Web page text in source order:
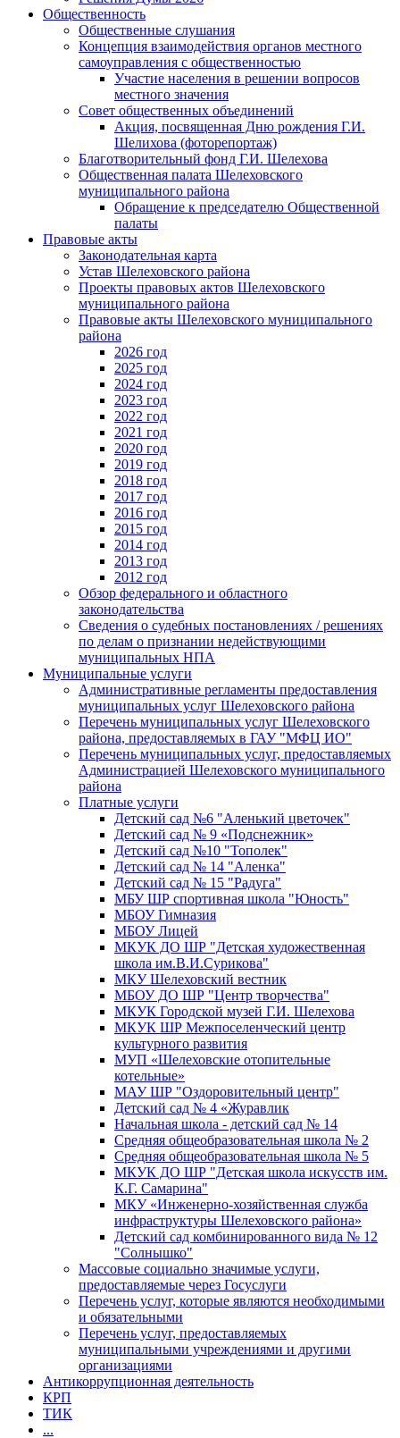
Общественность
Общественные слушания
Концепция взаимодействия органов местного
самоуправления с общественностью
Участие населения в решении вопросов
местного значения
Совет общественных объединений
Акция, посвященная Дню рождения Г.И.
Шелихова (фоторепортаж)
Благотворительный фонд Г.И. Шелехова
Общественная палата Шелеховского
муниципального района
Обращение к председателю Общественной
палаты
Правовые акты
Законодательная карта
Устав Шелеховского района
Проекты правовых актов Шелеховского
муниципального района
Правовые акты Шелеховского муниципального
района
2026 год
2025 год
2024 год
2023 год
2022 год
2021 год
2020 год
2019 год
2018 год
2017 год
2016 год
2015 год
2014 год
2013 год
2012 год
Обзор федерального и областного
законодательства
Сведения о судебных постановлениях / решениях
по делам о признании недействующими
муниципальных НПА
Муниципальные услуги
Административные регламенты предоставления
муниципальных услуг Шелеховского района
Перечень муниципальных услуг Шелеховского
района, предоставляемых в ГАУ "МФЦ ИО"
Перечень муниципальных услуг, предоставляемых
Администрацией Шелеховского муниципального
района
Платные услуги
Детский сад №6 "Аленький цветочек"
Детский сад № 9 «Подснежник»
Детский сад №10 "Тополек"
Детский сад № 14 "Аленка"
Детский сад № 15 "Радуга"
МБУ ШР спортивная школа "Юность"
МБОУ Гимназия
МБОУ Лицей
МКУК ДО ШР "Детская художественная
школа им.В.И.Сурикова"
МКУ Шелеховский вестник
МБОУ ДО ШР "Центр творчества"
МКУК Городской музей Г.И. Шелехова
МКУК ШР Межпоселенческий центр
культурного развития
МУП «Шелеховские отопительные
котельные»
МАУ ШР "Оздоровительный центр"
Детский сад № 4 «Журавлик
Начальная школа - детский сад № 14
Средняя общеобразовательная школа № 2
Средняя общеобразовательная школа № 5
МКУК ДО ШР "Детская школа искусств им.
К.Г. Самарина"
МКУ «Инженерно-хозяйственная служба
инфраструктуры Шелеховского района»
Детский сад комбинированного вида № 12
"Солнышко"
Массовые социально значимые услуги,
предоставляемые через Госуслуги
Перечень услуг, которые являются необходимыми
и обязательными
Перечень услуг, предоставляемых
муниципальными учреждениями и другими
организациями
Антикоррупционная деятельность
КРП
ТИК
...